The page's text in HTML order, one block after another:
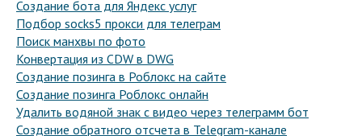
Создание бота для Яндекс услуг
Подбор socks5 прокси для телеграм
Поиск манхвы по фото
Конвертация из CDW в DWG
Создание позинга в Роблокс на сайте
Создание позинга Роблокс онлайн
Удалить водяной знак с видео через телеграмм бот
Создание обратного отсчета в Telegram-канале